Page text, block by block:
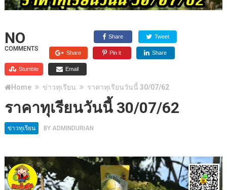
NO
COMMENTS
Share Tweet
Share Pin it Share
Stumble Email
Home ข่าวทุเรียน ราคาทุเรียนวันนี้ 30/07/62
ราคาทุเรียนวันนี้ 30/07/62
ข่าวทุเรียน BY ADMINDURIAN